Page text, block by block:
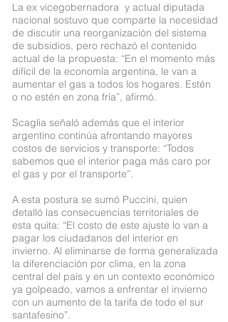
La ex vicegobernadora y actual diputada
nacional sostuvo que comparte la necesidad
de discutir una reorganización del sistema
de subsidios, pero rechazó el contenido
actual de la propuesta: “En el momento más
difícil de la economía argentina, le van a
aumentar el gas a todos los hogares. Estén
o no estén en zona fría”, afirmó.
Scaglia señaló además que el interior
argentino continúa afrontando mayores
costos de servicios y transporte: “Todos
sabemos que el interior paga más caro por
el gas y por el transporte”.
A esta postura se sumó Puccini, quien
detalló las consecuencias territoriales de
esta quita: “El costo de este ajuste lo van a
pagar los ciudadanos del interior en
invierno. Al eliminarse de forma generalizada
la diferenciación por clima, en la zona
central del país y en un contexto económico
ya golpeado, vamos a enfrentar el invierno
con un aumento de la tarifa de todo el sur
santafesino”.